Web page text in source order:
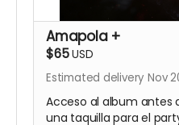
Amapola +
$65USD
Estimated delivery Nov
Acceso al album antes
una taquilla para el